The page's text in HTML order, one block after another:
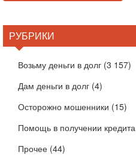
РУБРИКИ
Возьму деньги в долг (3 157)
Дам деньги в долг (4)
Осторожно мошенники (15)
Помощь в получении кредита
Прочее (44)